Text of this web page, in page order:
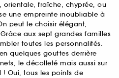
orientale, fraîche, chyprée, ou
une empreinte inoubliable à
peut le choisir élégant,
aux sept grandes familles
toutes les personnalités.
quelques gouttes derrière
le décolleté mais aussi sur
Oui, tous les points de